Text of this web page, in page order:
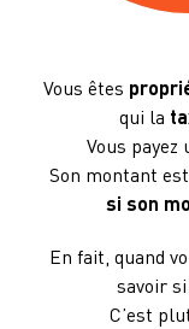
Vous êtes
qui la
Vous payez
Son montant
si son
En fait, quand
savoir
C’est